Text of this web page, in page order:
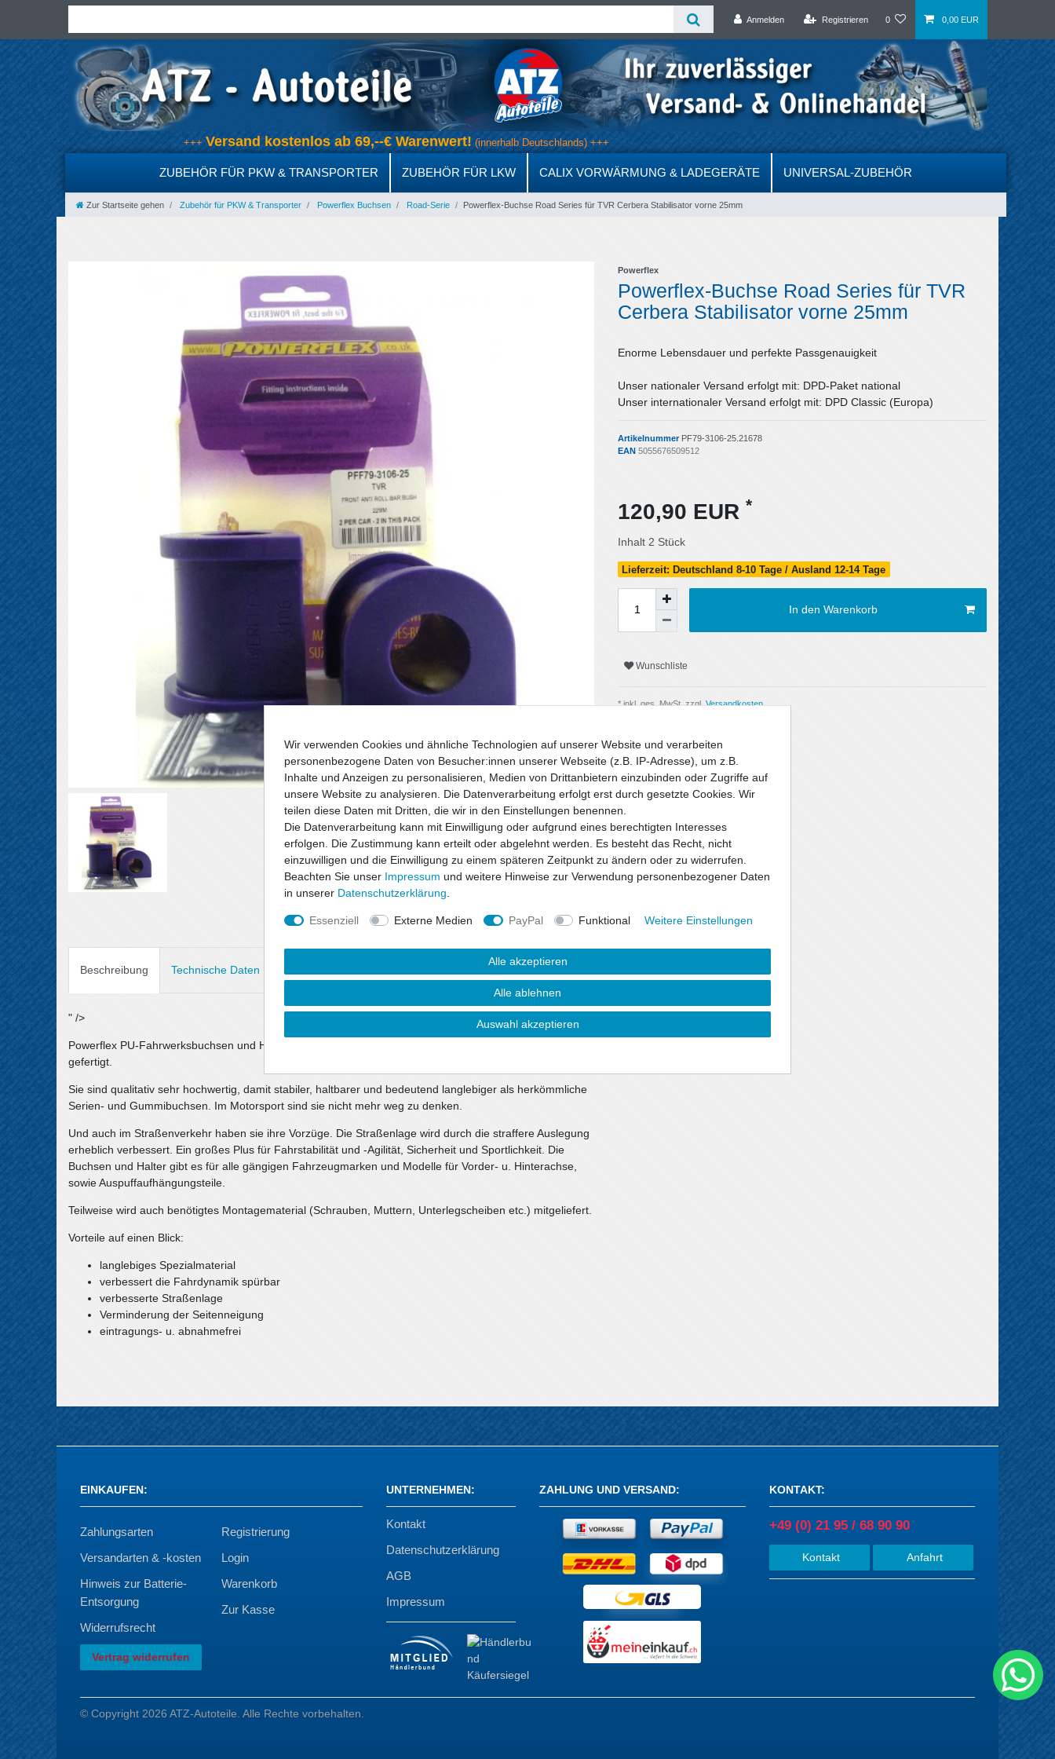
Anmelden Registrieren 0 0,00 EUR
+++Versand kostenlos ab 69,--€ Warenwert!(innerhalb Deutschlands) +++
ZUBEHÖR FÜR PKW & TRANSPORTER ZUBEHÖR FÜR LKW CALIX VORWÄRMUNG & LADEGERÄTE UNIVERSAL-ZUBEHÖR
Zur Startseite gehen Zubehör für PKW & Transporter Powerflex Buchsen Road-Serie Powerflex-Buchse Road Series für TVR Cerbera Stabilisator vorne 25mm
Powerflex
Powerflex-Buchse Road Series für TVR
Cerbera Stabilisator vorne 25mm
Enorme Lebensdauer und perfekte Passgenauigkeit
Unser nationaler Versand erfolgt mit: DPD-Paket national
Unser internationaler Versand erfolgt mit: DPD Classic (Europa)
Artikelnummer PF79-3106-25.21678
EAN 5055676509512
120,90 EUR *
Inhalt 2 Stück
Lieferzeit: Deutschland 8-10 Tage / Ausland 12-14 Tage
In den Warenkorb
Wunschliste
* inkl. ges. MwSt. zzgl. Versandkosten
Beschreibung Technische Daten
" />
Powerflex PU-Fahrwerksbuchsen und Halterungen sind aus dem speziellen Material "Polyurethane"
gefertigt.
Sie sind qualitativ sehr hochwertig, damit stabiler, haltbarer und bedeutend langlebiger als herkömmliche
Serien- und Gummibuchsen. Im Motorsport sind sie nicht mehr weg zu denken.
Und auch im Straßenverkehr haben sie ihre Vorzüge. Die Straßenlage wird durch die straffere Auslegung
erheblich verbessert. Ein großes Plus für Fahrstabilität und -Agilität, Sicherheit und Sportlichkeit. Die
Buchsen und Halter gibt es für alle gängigen Fahrzeugmarken und Modelle für Vorder- u. Hinterachse,
sowie Auspuffaufhängungsteile.
Teilweise wird auch benötigtes Montagematerial (Schrauben, Muttern, Unterlegscheiben etc.) mitgeliefert.
Vorteile auf einen Blick:
langlebiges Spezialmaterial
verbessert die Fahrdynamik spürbar
verbesserte Straßenlage
Verminderung der Seitenneigung
eintragungs- u. abnahmefrei
EINKAUFEN:
Zahlungsarten
Versandarten & -kosten
Hinweis zur Batterie-
Entsorgung
Widerrufsrecht
Vertrag widerrufen
Registrierung
Login
Warenkorb
Zur Kasse
UNTERNEHMEN:
Kontakt
Datenschutzerklärung
AGB
Impressum
ZAHLUNG UND VERSAND: KONTAKT:
+49 (0) 21 95 / 68 90 90
Kontakt Anfahrt
© Copyright 2026 ATZ-Autoteile. Alle Rechte vorbehalten.
Wir verwenden Cookies und ähnliche Technologien auf unserer Website und verarbeiten
personenbezogene Daten von Besucher:innen unserer Webseite (z.B. IP-Adresse), um z.B.
Inhalte und Anzeigen zu personalisieren, Medien von Drittanbietern einzubinden oder Zugriffe auf
unsere Website zu analysieren. Die Datenverarbeitung erfolgt erst durch gesetzte Cookies. Wir
teilen diese Daten mit Dritten, die wir in den Einstellungen benennen.
Die Datenverarbeitung kann mit Einwilligung oder aufgrund eines berechtigten Interesses
erfolgen. Die Zustimmung kann erteilt oder abgelehnt werden. Es besteht das Recht, nicht
einzuwilligen und die Einwilligung zu einem späteren Zeitpunkt zu ändern oder zu widerrufen.
Beachten Sie unser Impressum und weitere Hinweise zur Verwendung personenbezogener Daten
in unserer Daten­schutz­erklärung
Essenziell Externe Medien PayPal Funktional Weitere Einstellungen
Alle akzeptieren
Alle ablehnen
Auswahl akzeptieren